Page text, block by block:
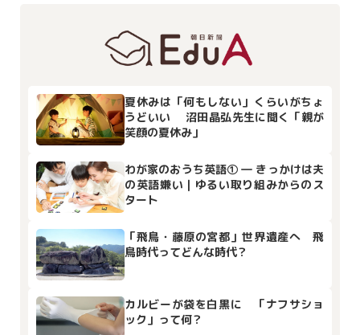
夏休みは「何もしない」くらいがちょ
うどいい 沼田晶弘先生に聞く「親が
笑顔の夏休み」
わが家のおうち英語① ― きっかけは夫
の英語嫌い｜ゆるい取り組みからのス
タート
「飛鳥・藤原の宮都」世界遺産へ 飛
鳥時代ってどんな時代？
カルビーが袋を白黒に 「ナフサショ
ック」って何？